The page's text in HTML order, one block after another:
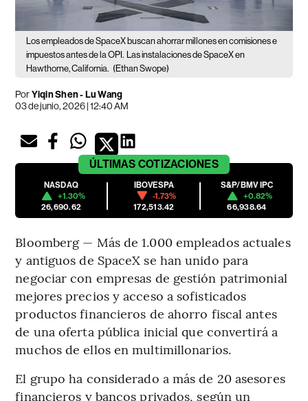
Los empleados de SpaceX buscan ahorrar millones en comisiones e
impuestos antes de la OPI.
Las instalaciones de SpaceX en
Hawthorne, California. (Ethan Swope)
PorYiqin Shen - Lu Wang
03 de junio, 2026 | 12:40 AM
ÚLTIMAS COTIZACIONES
NASDAQ
+1.30%
26,690.62
IBOVESPA
-1.73%
172,513.42
S&P/BMV IPC
+0.82%
66,938.64
Bloomberg — Más de 1.000 empleados actuales
y antiguos de SpaceX se han unido para
negociar con empresas de gestión patrimonial
mejores precios y acceso a sofisticados
productos financieros de ahorro fiscal antes
de una oferta pública inicial que convertirá a
muchos de ellos en multimillonarios.
El grupo ha considerado a más de 20 asesores
financieros y bancos privados, según un